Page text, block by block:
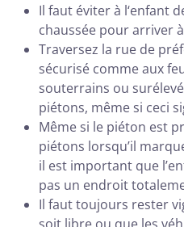
Il faut éviter à l‘enfant
chaussée pour arriver à
Traversez la rue de
sécurisé comme aux
souterrains ou
piétons, même si ceci
Même si le piéton est
piétons lorsqu’il
il est important que
pas un endroit
Il faut toujours rester